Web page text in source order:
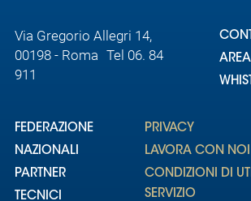
Social media
Via Gregorio Allegri 14,
00198 - Roma Tel 06. 84
911
FEDERAZIONE
NAZIONALI
PARTNER
TECNICI
PRIVACY
LAVORA CON NOI
CONDIZIONI DI
SERVIZIO